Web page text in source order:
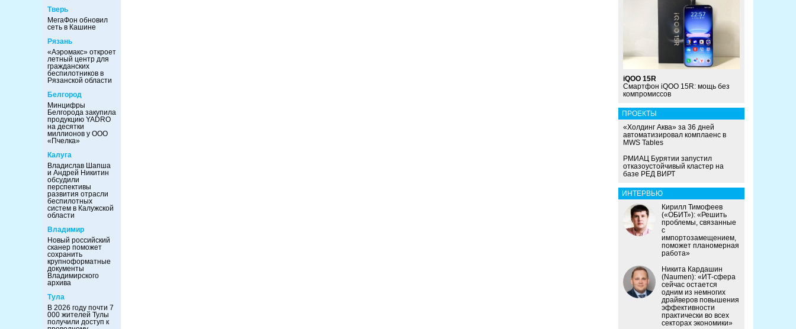
Тверь
МегаФон обновил
сеть в Кашине
Рязань
«Аэромакс» откроет
летный центр для
гражданских
беспилотников в
Рязанской области
Белгород
Минцифры
Белгорода закупила
продукцию YADRO
на десятки
миллионов у ООО
«Пчелка»
Калуга
Владислав Шапша
и Андрей Никитин
обсудили
перспективы
развития отрасли
беспилотных
систем в Калужской
области
Владимир
Новый российский
сканер поможет
сохранить
крупноформатные
документы
Владимирского
архива
Тула
В 2026 году почти 7
000 жителей Тулы
получили доступ к
iQOO 15R
Смартфон iQOO 15R: мощь без
компромиссов
ПРОЕКТЫ
«Холдинг Аква» за 36 дней
автоматизировал комплаенс в
MWS Tables
РМИАЦ Бурятии запустил
отказоустойчивый кластер на
базе РЕД ВИРТ
ИНТЕРВЬЮ
Кирилл Тимофеев
(«ОБИТ»): «Решить
проблемы, связанные
с
импортозамещением,
поможет планомерная
работа»
Никита Кардашин
(Naumen): «ИТ-сфера
сейчас остается
одним из немногих
драйверов повышения
эффективности
практически во всех
секторах экономики»